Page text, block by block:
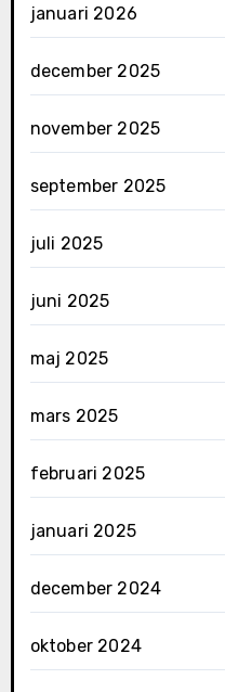
januari 2026
december 2025
november 2025
september 2025
juli 2025
juni 2025
maj 2025
mars 2025
februari 2025
januari 2025
december 2024
oktober 2024